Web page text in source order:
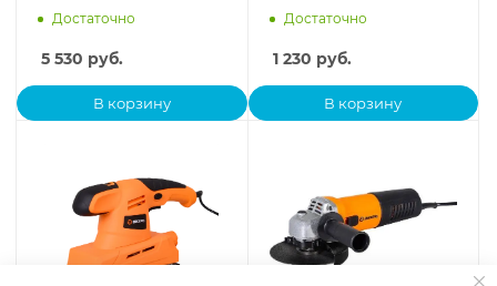
Достаточно
5 530 руб.
В корзину
VertexTools 0080-225
Достаточно
1 230 руб.
В корзину